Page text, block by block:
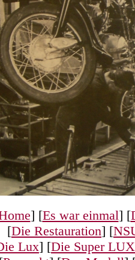
] [Es war einmal] [
[Die Restauration] [
Lux] [Die Super LUX